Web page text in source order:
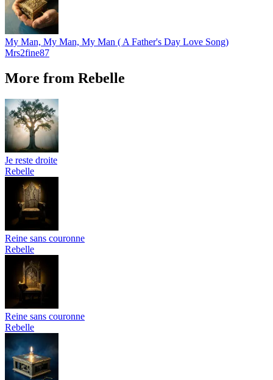
My Man, My Man, My Man ( A Father's Day Love Song)
Mrs2fine87
More from Rebelle
Je reste droite
Rebelle
Reine sans couronne
Rebelle
Reine sans couronne
Rebelle